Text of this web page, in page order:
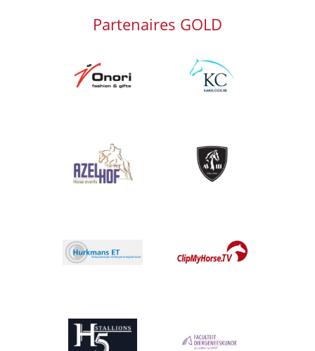
Partenaires GOLD
Afbeelding Afbeelding
Afbeelding Afbeelding
Afbeelding
Afbeelding Afbeelding